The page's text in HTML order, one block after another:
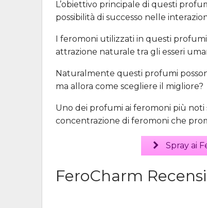
L’obiettivo principale di questi
possibilità di successo nelle
I feromoni utilizzati in questi
attrazione naturale tra gli esseri
Naturalmente questi profumi
ma allora come scegliere il migliore?
Uno dei profumi ai feromoni più noti
concentrazione di feromoni che
Spray ai
FeroCharm